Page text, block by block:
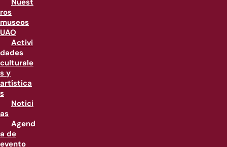
Nuest
ros
museos
UAO
Activi
dades
culturale
s y
artística
s
Notici
as
Agend
a de
evento